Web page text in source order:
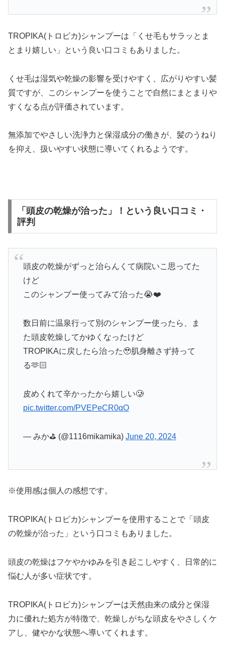
TROPIKA(トロピカ)シャンプーは「くせ毛もサラッとま
とまり嬉しい」という良い口コミもありました。
くせ毛は湿気や乾燥の影響を受けやすく、広がりやすい髪
質ですが、このシャンプーを使うことで自然にまとまりや
すくなる点が評価されています。
無添加でやさしい洗浄力と保湿成分の働きが、髪のうねり
を抑え、扱いやすい状態に導いてくれるようです。
「頭皮の乾燥が治った」！という良い口コミ・
評判
頭皮の乾燥がずっと治らんくて病院いこ思ってた
けど
このシャンプー使ってみて治った😭❤️
数日前に温泉行って別のシャンプー使ったら、ま
た頭皮乾燥してかゆくなったけど
TROPIKAに戻したら治った🥹肌身離さず持って
る🫶🏻
皮めくれて辛かったから嬉しい🥲
pic.twitter.com/PVEPeCR0qO
— みか⛳️ (@1116mikamika) June 20, 2024
※使用感は個人の感想です。
TROPIKA(トロピカ)シャンプーを使用することで「頭皮
の乾燥が治った」という口コミもありました。
頭皮の乾燥はフケやかゆみを引き起こしやすく、日常的に
悩む人が多い症状です。
TROPIKA(トロピカ)シャンプーは天然由来の成分と保湿
力に優れた処方が特徴で、乾燥しがちな頭皮をやさしくケ
アし、健やかな状態へ導いてくれます。